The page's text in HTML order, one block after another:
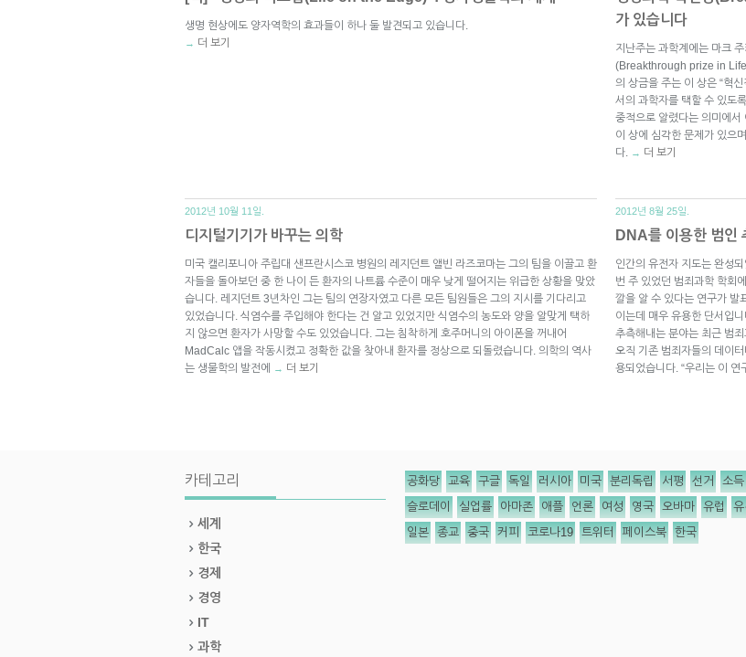
생명 현상에도 양자역학의 효과들이 하나 둘 발견되고 있습니다.
→ 더 보기
가 있습니다
지난주는 과학계에는 마크
(Breakthrough prize in Life
의 상금을 주는 이 상은 “혁
서의 과학자를 택할 수 있도
중적으로 알렸다는 의미에
이 상에 심각한 문제가 있으
다. → 더 보기
2012년 10월 11일.
디지털기기가 바꾸는 의학
미국 캘리포니아 주립대 샌프란시스코 병원의 레지던트 앨빈 라즈코마는 그의 팀을 이끌고 환
자들을 돌아보던 중 한 나이 든 환자의 나트륨 수준이 매우 낮게 떨어지는 위급한 상황을 맞았
습니다. 레지던트 3년차인 그는 팀의 연장자였고 다른 모든 팀원들은 그의 지시를 기다리고
있었습니다. 식염수를 주입해야 한다는 건 알고 있었지만 식염수의 농도와 양을 알맞게 택하
지 않으면 환자가 사망할 수도 있었습니다. 그는 침착하게 호주머니의 아이폰을 꺼내어
MadCalc 앱을 작동시켰고 정확한 값을 찾아내 환자를 정상으로 되돌렸습니다. 의학의 역사
는 생물학의 발전에
→ 더 보기
2012년 8월 25일.
DNA를 이용한 범인
인간의 유전자 지도는 완성
번 주 있었던 범죄과학 학회
깔을 알 수 있다는 연구가 발
이는데 매우 유용한 단서입
추측해내는 분야는 최근 범
오직 기존 범죄자들의 데이
용되었습니다. “우리는 이
카테고리
세계
한국
경제
경영
IT
과학
공화당 교육 구글 독일 러시아 미국 분리독립 서평 선거 소
슬로데이 실업률 아마존 애플 언론 여성 영국 오바마 유럽
일본 종교 중국 커피 코로나19 트위터 페이스북 한국